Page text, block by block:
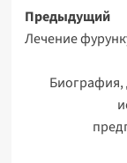
записи
Предыдущий
Лечение
Биография,